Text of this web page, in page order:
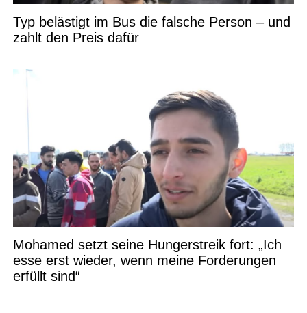
Typ belästigt im Bus die falsche Person – und
zahlt den Preis dafür
Mohamed setzt seine Hungerstreik fort: „Ich
esse erst wieder, wenn meine Forderungen
erfüllt sind“